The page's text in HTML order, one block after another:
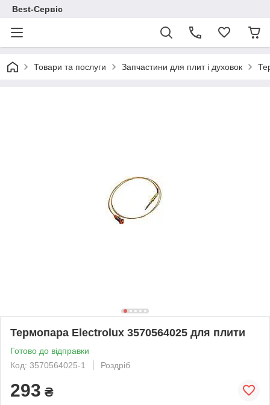
Best-Сервіс
Товари та послуги Запчастини для плит і духовок
Термопара Electrolux 3570564025 для плити
Готово до відправки
Код: 3570564025-1
Роздріб
293 ₴